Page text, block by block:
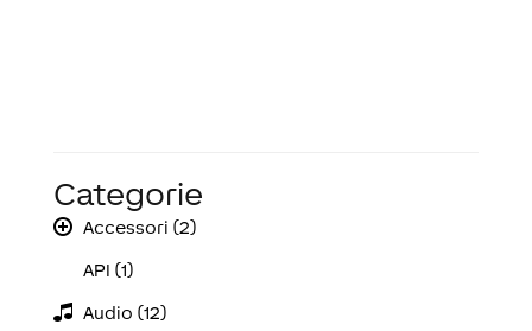
Categorie
Accessori (2)
API (1)
Audio (12)